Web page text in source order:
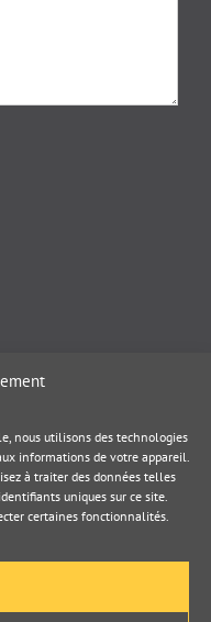
nous utilisons des technologies
informations de votre appareil.
à traiter des données telles
uniques sur ce site.
certaines fonctionnalités.